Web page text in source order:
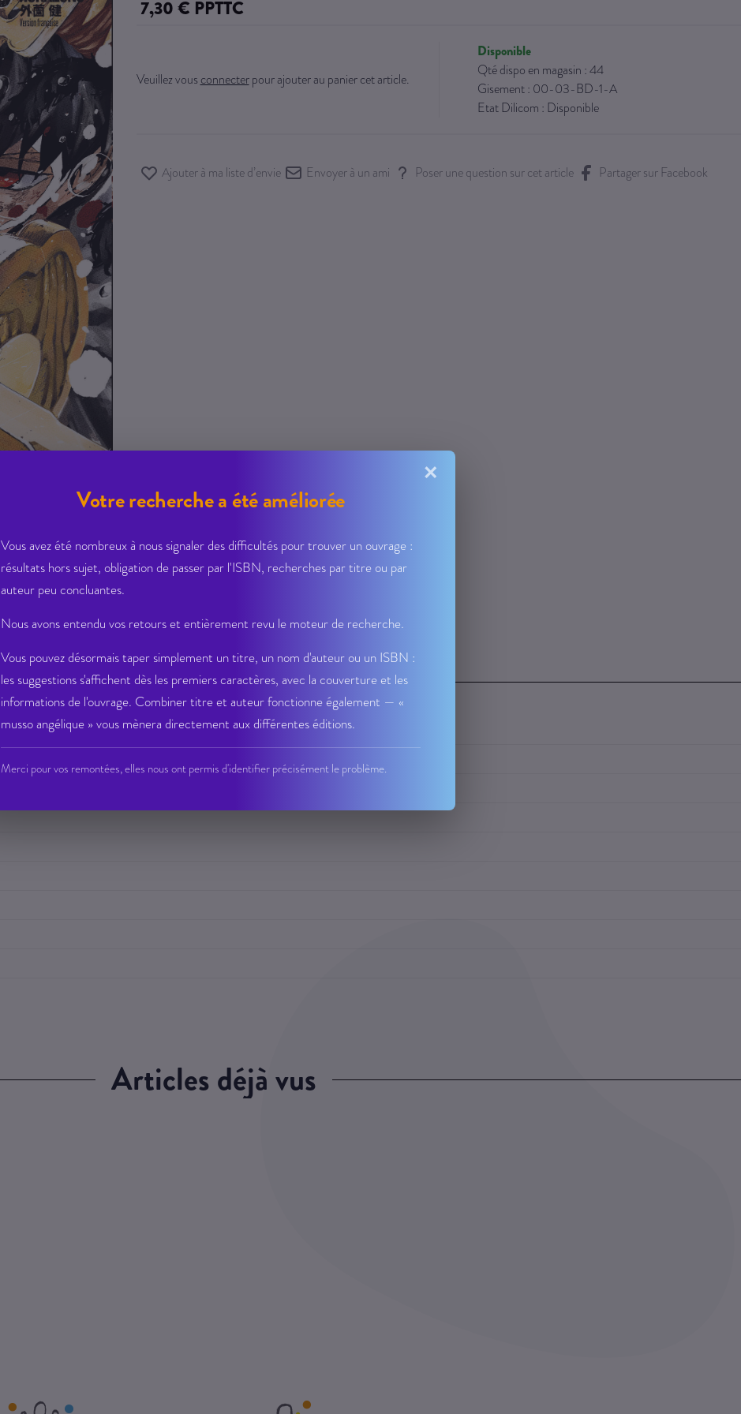
Votre recherche a été améliorée
Vous avez été nombreux à nous signaler des difficultés pour trouver un ouvrage :
résultats hors sujet, obligation de passer par l'ISBN, recherches par titre ou par
auteur peu concluantes.
Nous avons entendu vos retours et entièrement revu le moteur de recherche.
Vous pouvez désormais taper simplement un titre, un nom d'auteur ou un ISBN :
les suggestions s'affichent dès les premiers caractères, avec la couverture et les
informations de l'ouvrage. Combiner titre et auteur fonctionne également — «
musso angélique » vous mènera directement aux différentes éditions.
Merci pour vos remontées, elles nous ont permis d'identifier précisément le problème.
×
7,30 € PPTTC
Veuillez vous connecterpour ajouter au panier cet article.
Disponible
Qté dispo en magasin : 44
Gisement : 00-03-BD-1-A
Etat Dilicom : Disponible
Ajouter à ma liste d’envie Envoyer à un ami Poser une question sur cet article Partager sur Facebook
Fiche Technique
articles déjà vus